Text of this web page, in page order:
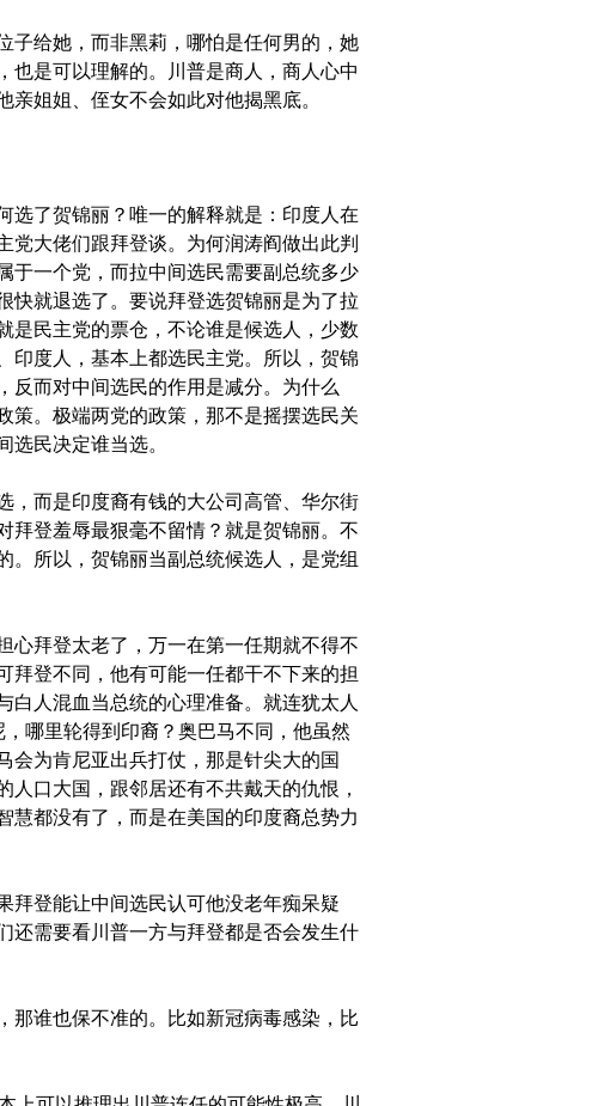
子给她，而非黑莉，哪怕是任何男的，她
也是可以理解的。川普是商人，商人心中
姐姐、侄女不会如此对他揭黑底。
选了贺锦丽？唯一的解释就是：印度人在
党大佬们跟拜登谈。为何润涛阎做出此判
于一个党，而拉中间选民需要副总统多少
快就退选了。要说拜登选贺锦丽是为了拉
是民主党的票仓，不论谁是候选人，少数
印度人，基本上都选民主党。所以，贺锦
反而对中间选民的作用是减分。为什么
策。极端两党的政策，那不是摇摆选民关
民决定谁当选。
，而是印度裔有钱的大公司高管、华尔街
拜登羞辱最狠毫不留情？就是贺锦丽。不
。所以，贺锦丽当副总统候选人，是党组
心拜登太老了，万一在第一任期就不得不
拜登不同，他有可能一任都干不下来的担
白人混血当总统的心理准备。就连犹太人
哪里轮得到印裔？奥巴马不同，他虽然
会为肯尼亚出兵打仗，那是针尖大的国
口大国，跟邻居还有不共戴天的仇恨，
慧都没有了，而是在美国的印度裔总势力
拜登能让中间选民认可他没老年痴呆疑
还需要看川普一方与拜登都是否会发生什
那谁也保不准的。比如新冠病毒感染，比